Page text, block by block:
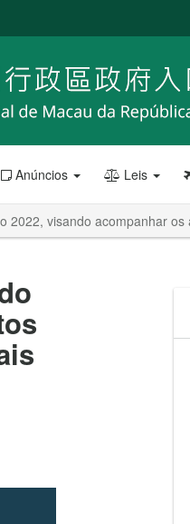
Anúncios Leis
2022, visando acompanhar